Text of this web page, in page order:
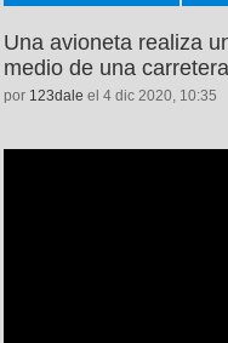
Una avioneta realiza
medio de una carretera
por 123dale el 4 dic 2020, 10:35